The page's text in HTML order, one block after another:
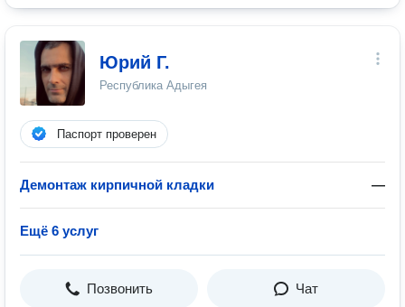
Юрий Г.
Республика Адыгея
Паспорт проверен
Демонтаж кирпичной кладки —
Ещё 6 услуг
Позвонить Чат